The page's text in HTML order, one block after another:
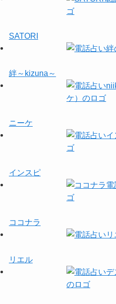
SATORI
絆～kizuna～
ニーケ
インスピ
ココナラ
リエル